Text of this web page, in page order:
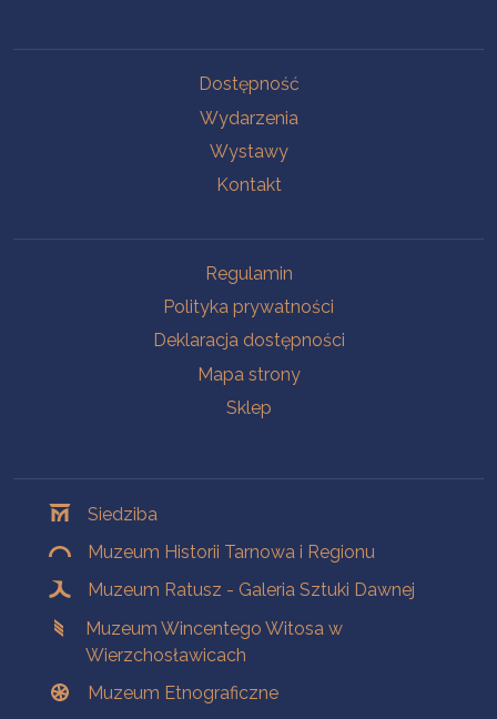
Dostępność
Wydarzenia
Wystawy
Kontakt
Regulamin
Polityka prywatności
Deklaracja dostępności
Mapa strony
Sklep
Siedziba
Muzeum Historii Tarnowa i Regionu
Muzeum Ratusz - Galeria Sztuki Dawnej
Muzeum Wincentego Witosa w
Wierzchosławicach
Muzeum Etnograficzne